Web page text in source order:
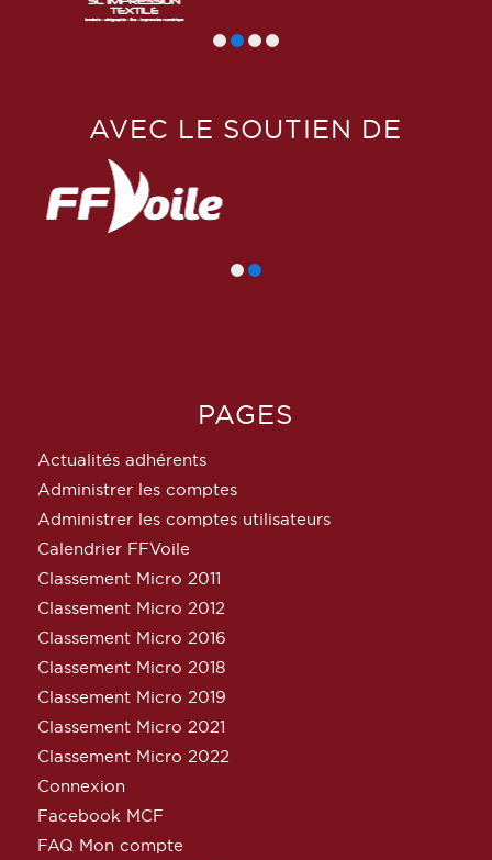
AVEC LE SOUTIEN DE
PAGES
Actualités adhérents
Administrer les comptes
Administrer les comptes utilisateurs
Calendrier FFVoile
Classement Micro 2011
Classement Micro 2012
Classement Micro 2016
Classement Micro 2018
Classement Micro 2019
Classement Micro 2021
Classement Micro 2022
Connexion
Facebook MCF
FAQ Mon compte